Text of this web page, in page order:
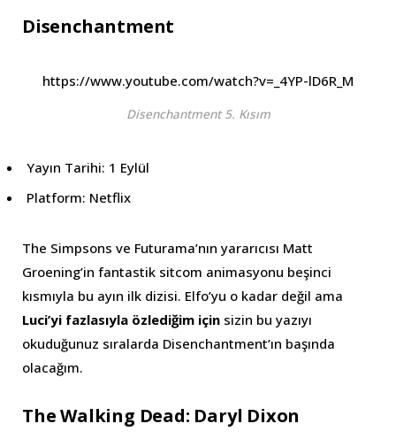
Disenchantment
https://www.youtube.com/watch?v=_4YP-lD6R_M
Disenchantment 5. Kısım
Yayın Tarihi: 1 Eylül
Platform: Netflix
The Simpsons ve Futurama’nın yararıcısı Matt
Groening’in fantastik sitcom animasyonu beşinci
kısmıyla bu ayın ilk dizisi. Elfo’yu o kadar değil ama
Luci’yi fazlasıyla özlediğim için sizin bu yazıyı
okuduğunuz sıralarda Disenchantment’ın başında
olacağım.
The Walking Dead: Daryl Dixon